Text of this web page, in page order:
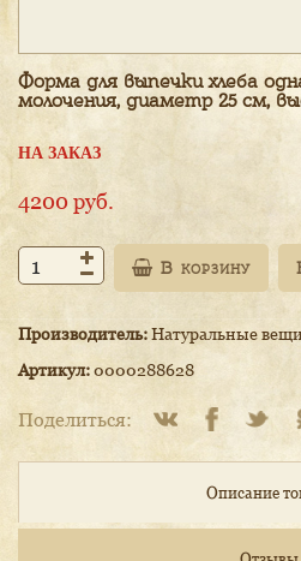
Форма для выпечки хлеба
молочения, диаметр 25 см,
НА ЗАКАЗ
4200 руб.
В корзину
Производитель:Натуральные вещи
Артикул:0000288628
Поделиться:
Описание